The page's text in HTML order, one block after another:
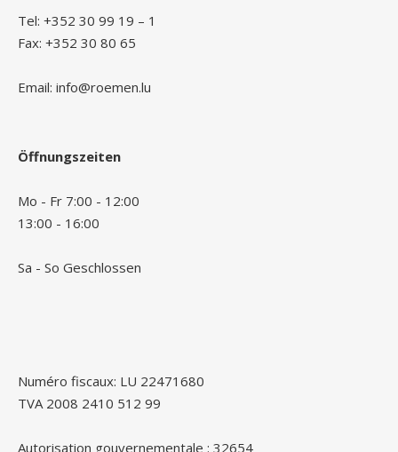
Tel: +352 30 99 19 – 1
Fax: +352 30 80 65
Email: info@roemen.lu
Öffnungszeiten
Mo - Fr 7:00 - 12:00
13:00 - 16:00
Sa - So Geschlossen
Numéro fiscaux: LU 22471680
TVA 2008 2410 512 99
Autorisation gouvernementale : 32654